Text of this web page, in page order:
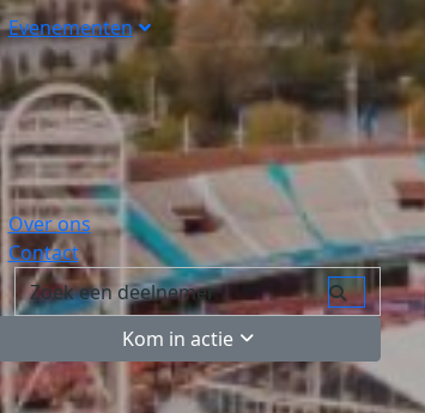
Evenementen
Over ons
Contact
Kom in actie